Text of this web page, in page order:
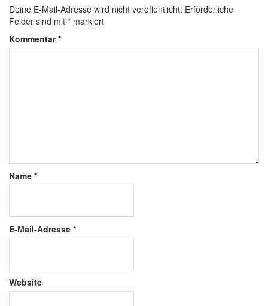
Deine E-Mail-Adresse wird nicht veröffentlicht. Erforderliche
Felder sind mit * markiert
Kommentar*
Name *
E-Mail-Adresse *
Website